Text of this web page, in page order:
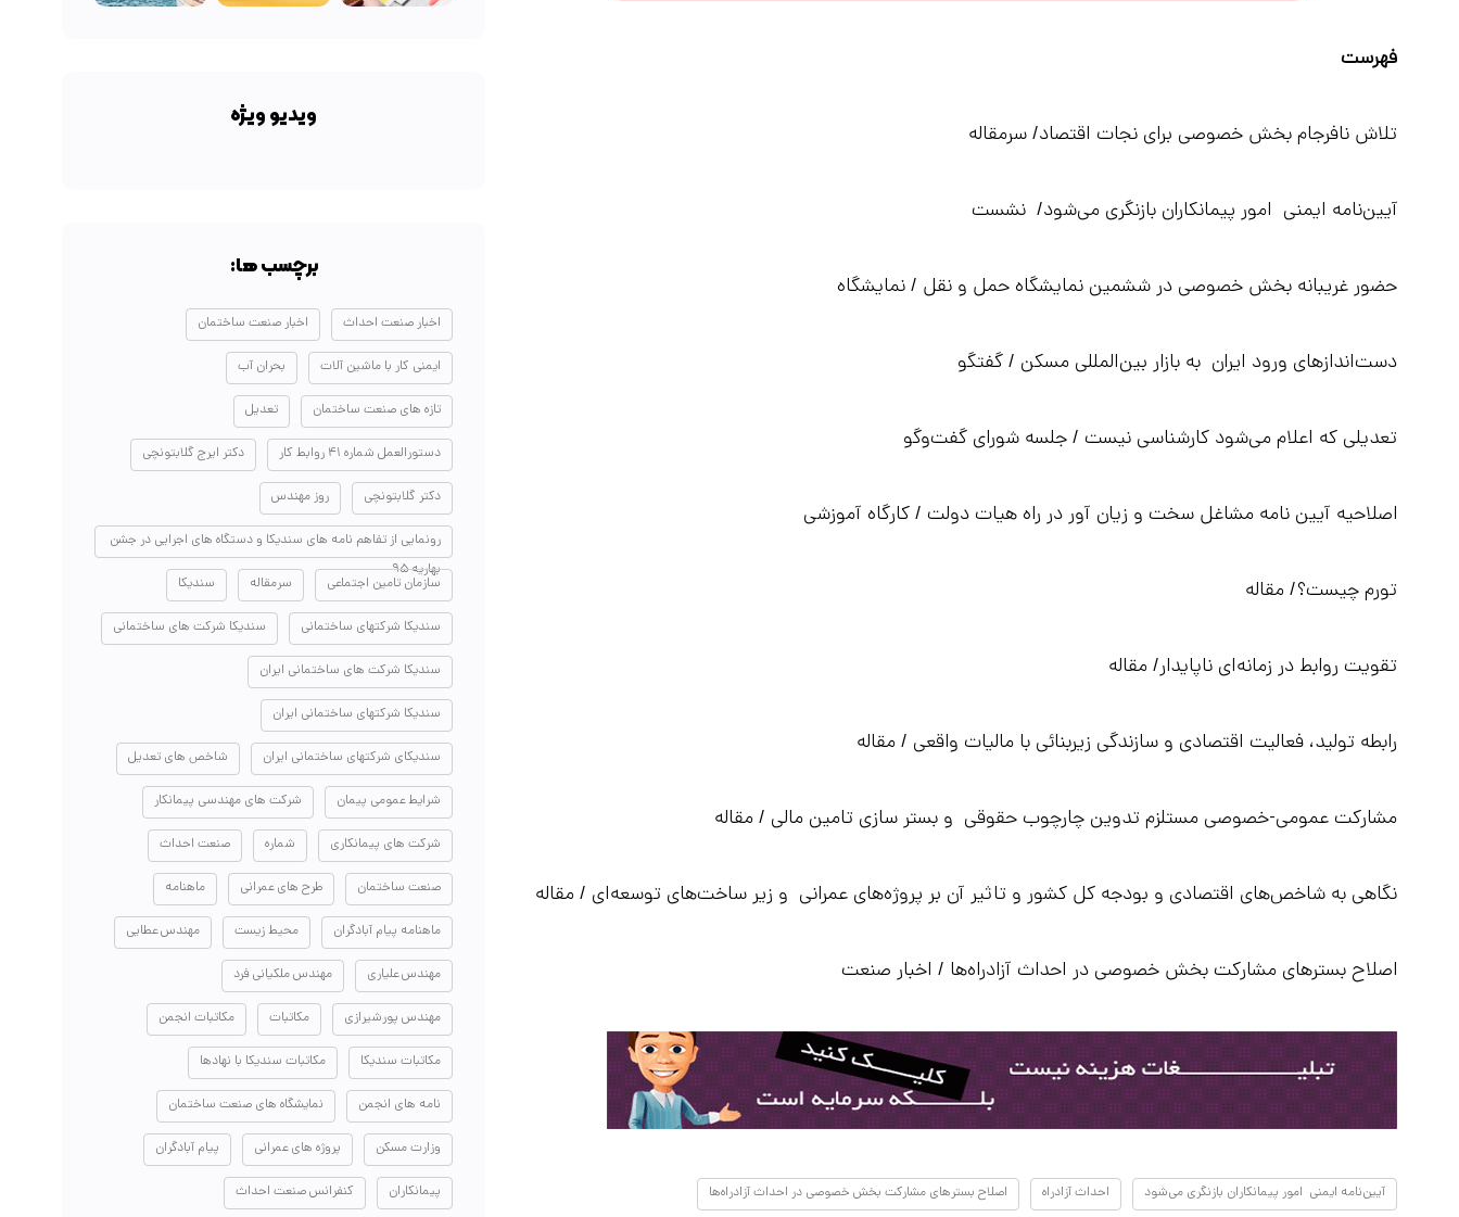
فهرست
تلاش نافرجام بخش خصوصی برای نجات اقتصاد/ سرمقاله
آیین‌نامه ایمنی امور پیمانکاران بازنگری می‌شود/ نشست
حضور غریبانه بخش خصوصی در ششمین نمایشگاه حمل و نقل / نمایشگاه
دست‌اندازهای ورود ایران به بازار بین‌المللی مسکن / گفتگو
تعدیلی که اعلام می‌شود کارشناسی نیست / جلسه شورای گفت‌وگو
اصلاحیه آیین نامه مشاغل سخت و زیان آور در راه هیات دولت / کارگاه آموزشی
تورم چیست؟/ مقاله
تقویت روابط در زمانه‌ای ناپایدار/ مقاله
رابطه تولید، فعالیت اقتصادی و سازندگی زیربنائی با مالیات واقعی / مقاله
مشارکت عمومی-خصوصی مستلزم تدوین چارچوب حقوقی و بستر سازی تامین مالی / مقاله
نگاهی به شاخص‌های اقتصادی و بودجه کل کشور و تاثیر آن بر پروژه‌های عمرانی و زیر ساخت‌های توسعه‌ای / مقاله
اصلاح بسترهای مشارکت بخش خصوصی در احداث آزادراه‌ها / اخبار صنعت
آیین‌نامه ایمنی امور پیمانکاران بازنگری می‌شود احداث آزادراه اصلاح بسترهای مشارکت بخش خصوصی در احداث آزادراه‌ها
ویدیو ویژه
برچسب ها:
اخبار صنعت احداث اخبار صنعت ساختمان
ایمنی کار با ماشین آلات بحران آب
تازه های صنعت ساختمان تعدیل
دستورالعمل شماره ۴۱ روابط کار دکتر ایرج گلابتونچی
دکتر گلابتونچی روز مهندس
رونمایی از تفاهم نامه های سندیکا و دستگاه های اجرایی در جشن
بهاریه ۹۵
سازمان تامین اجتماعی سرمقاله سندیکا
سندیکا شرکتهای ساختمانی سندیکا شرکت های ساختمانی
سندیکا شرکت های ساختمانی ایران
سندیکا شرکتهای ساختمانی ایران
سندیکای شرکتهای ساختمانی ایران شاخص های تعدیل
شرایط عمومی پیمان شرکت های مهندسی پیمانکار
شرکت های پیمانکاری شماره صنعت احداث
صنعت ساختمان طرح های عمرانی ماهنامه
ماهنامه پیام آبادگران محیط زیست مهندس عطایی
مهندس علیاری مهندس ملکیانی فرد
مهندس پورشیرازی مکاتبات مکاتبات انجمن
مکاتبات سندیکا مکاتبات سندیکا با نهادها
نامه های انجمن نمایشگاه های صنعت ساختمان
وزارت مسکن پروژه های عمرانی پیام آبادگران
پیمانکاران کنفرانس صنعت احداث